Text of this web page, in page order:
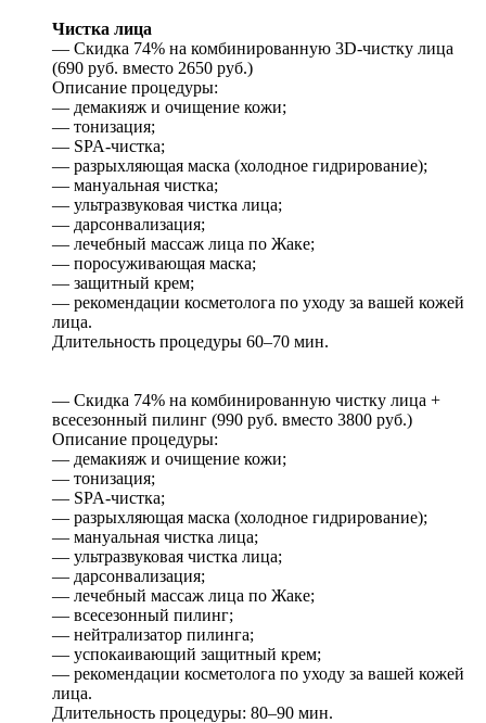
Чистка лица
— Скидка 74% на комбинированную 3D-чистку лица
(690 руб. вместо 2650 руб.)
Описание процедуры:
— демакияж и очищение кожи;
— тонизация;
— SPA-чистка;
— разрыхляющая маска (холодное гидрирование);
— мануальная чистка;
— ультразвуковая чистка лица;
— дарсонвализация;
— лечебный массаж лица по Жаке;
— поросуживающая маска;
— защитный крем;
— рекомендации косметолога по уходу за вашей кожей
лица.
Длительность процедуры 60–70 мин.
— Скидка 74% на комбинированную чистку лица +
всесезонный пилинг (990 руб. вместо 3800 руб.)
Описание процедуры:
— демакияж и очищение кожи;
— тонизация;
— SPA-чистка;
— разрыхляющая маска (холодное гидрирование);
— мануальная чистка лица;
— ультразвуковая чистка лица;
— дарсонвализация;
— лечебный массаж лица по Жаке;
— всесезонный пилинг;
— нейтрализатор пилинга;
— успокаивающий защитный крем;
— рекомендации косметолога по уходу за вашей кожей
лица.
Длительность процедуры: 80–90 мин.